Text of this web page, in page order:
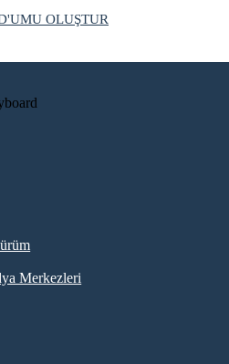
OLUŞTUR
Merkezleri